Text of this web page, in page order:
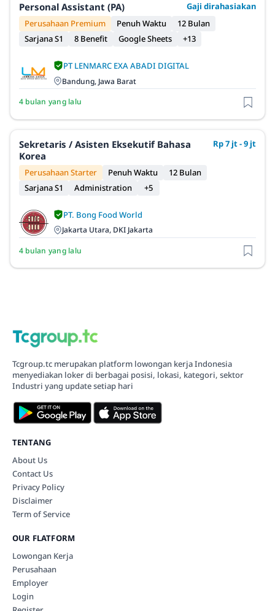
Personal Assistant (PA)
Gaji dirahasiakan
Perusahaan Premium
Penuh Waktu
12 Bulan
Sarjana S1
8 Benefit Google Sheets +13
PT LENMARC EXA ABADI DIGITAL
Bandung, Jawa Barat
4 bulan yang lalu
Sekretaris / Asisten Eksekutif Bahasa
Korea
Rp 7 jt - 9 jt
Perusahaan Starter Penuh Waktu
12 Bulan
Sarjana S1
Administration +5
PT. Bong Food World
Jakarta Utara, DKI Jakarta
4 bulan yang lalu
Tcgroup.tc merupakan platform lowongan kerja Indonesia
menyediakan loker di berbagai posisi, lokasi, kategori, sektor
Industri yang update setiap hari
TENTANG
About Us
Contact Us
Privacy Policy
Disclaimer
Term of Service
OUR FLATFORM
Lowongan Kerja
Perusahaan
Employer
Login